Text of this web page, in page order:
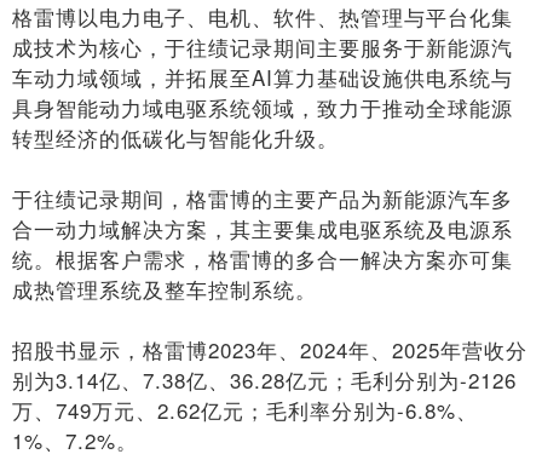
格雷博以电力电子、电机、软件、热管理与平台化集
成技术为核心，于往绩记录期间主要服务于新能源汽
车动力域领域，并拓展至AI算力基础设施供电系统与
具身智能动力域电驱系统领域，致力于推动全球能源
转型经济的低碳化与智能化升级。
于往绩记录期间，格雷博的主要产品为新能源汽车多
合一动力域解决方案，其主要集成电驱系统及电源系
统。根据客户需求，格雷博的多合一解决方案亦可集
成热管理系统及整车控制系统。
招股书显示，格雷博2023年、2024年、2025年营收分
别为3.14亿、7.38亿、36.28亿元；毛利分别为-2126
万、749万元、2.62亿元；毛利率分别为-6.8%、
1%、7.2%。